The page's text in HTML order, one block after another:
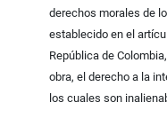
derechos morales de
establecido en el
República de
obra, el derecho a la
los cuales son